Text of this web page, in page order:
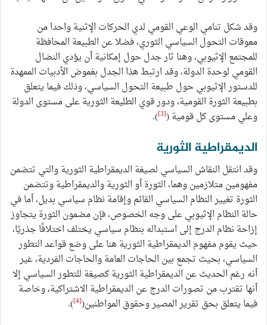
وقد شكل تنامي الوعي القومي لدي الحركات الإثنية واحدا من
معوقات التحول السياسي الثوري، فضلا عن الطبيعة المحافظة
للمجتمع الإثيوبي، وهنا ثار جدل حول إمكانية أن يؤدي النضال
القومي لوحدة الدولة، وقد ارتبط هذا الجدل بغموض الأدبيات الممهدة
للدستور الإثيوبي حول طبيعة التحول السياسي، وذلك فيما يتعلق
بطبيعة الثورة القومية، ودور قوي الطليعة الثورية على مستوى الدولة
وعلي مستوى كل قومية ([3]
).
الديمقراطية الثورية
وقد انتقل النقاش السياسي لصيغة الديمقراطية الثورية والتي تتضمن
مفهومين متلازمين وهما، الثورة أو الثورية والديمقراطية وتتضمن
الثورة تغيير النظام السياسي القائم وإقامة نظام سياسي بديل، أما في
حالة النظام الإثيوبي على وجه الخصوص، فإن مضمون الثورة يتجاوز
إزاحة نظام الدرج إلى استبداله بنظام سياسي يختلف اختلافًا جذريًا،
حيث يقوم مفهوم الديمقراطية الثورية هنا على وضع قواعد التطور
السياسي، بحيث تجمع بين الحاجات العامة والحاجات الفردية، غير
أنه رغم الحديث عن الديمقراطية الثورية كصيغة للتطور السياسي إلا
أنها تقترب من تصورات الدرج عن الديمقراطية الاشتراكية، وخاصة
فيما يتعلق بحق تقرير المصير وحقوق المواطنين([4]
).